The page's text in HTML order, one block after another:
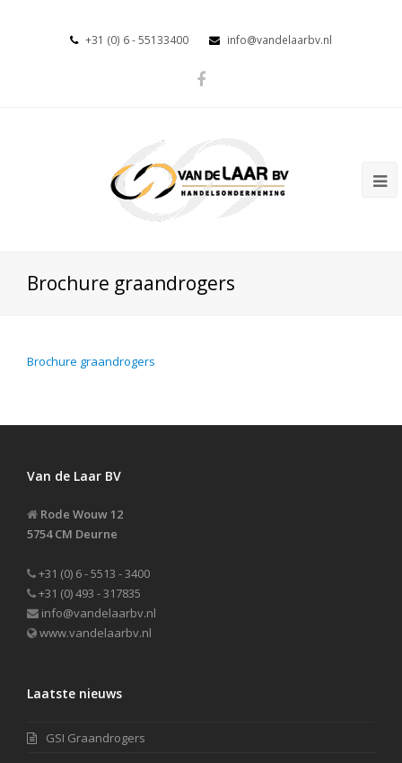
+31 (0) 6 - 55133400 info@vandelaarbv.nl
Brochure graandrogers
Brochure graandrogers
Van de Laar BV
Rode Wouw 12
5754 CM Deurne
+31 (0) 6 - 5513 - 3400
+31 (0) 493 - 317835
info@vandelaarbv.nl
www.vandelaarbv.nl
Laatste nieuws
GSI Graandrogers